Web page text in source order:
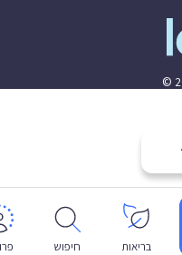
בריאות חיפוש פרופיל